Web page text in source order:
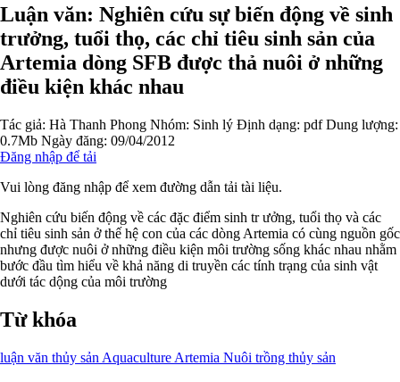
Luận văn: Nghiên cứu sự biến động về sinh
trưởng, tuổi thọ, các chỉ tiêu sinh sản của
Artemia dòng SFB được thả nuôi ở những
điều kiện khác nhau
Tác giả: Hà Thanh Phong Nhóm: Sinh lý Định dạng: pdf Dung lượng:
0.7Mb Ngày đăng: 09/04/2012
Đăng nhập để tải
Vui lòng đăng nhập để xem đường dẫn tải tài liệu.
Nghiên cứu biến động về các đặc điểm sinh tr ưởng, tuổi thọ và các
chỉ tiêu sinh sản ở thế hệ con của các dòng Artemia có cùng nguồn gốc
nhưng được nuôi ở những điều kiện môi trường sống khác nhau nhằm
bước đầu tìm hiểu về khả năng di truyền các tính trạng của sinh vật
dưới tác dộng của môi trường
Từ khóa
luận văn thủy sản Aquaculture Artemia Nuôi trồng thủy sản